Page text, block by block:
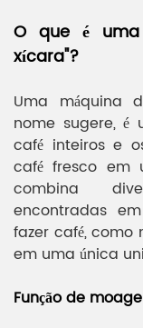
O que é
xícara"?
Uma máquina
nome sugere, é
café inteiros e
café fresco em
combina
encontradas
fazer café, como
em uma única
Função de